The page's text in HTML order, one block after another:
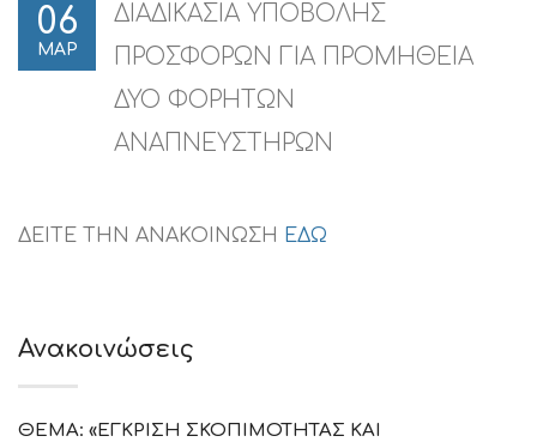
06
ΜΑΡ
ΔΙΑΔΙΚΑΣΙΑ ΥΠΟΒΟΛΗΣ
ΠΡΟΣΦΟΡΩΝ ΓΙΑ ΠΡΟΜΗΘΕΙΑ
ΔΥΟ ΦΟΡΗΤΩΝ
ΑΝΑΠΝΕΥΣΤΗΡΩΝ
ΔΕΙΤΕ ΤΗΝ ΑΝΑΚΟΙΝΩΣΗ ΕΔΩ
Ανακοινώσεις
ΘΕΜΑ: «ΕΓΚΡΙΣΗ ΣΚΟΠΙΜΟΤΗΤΑΣ ΚΑΙ